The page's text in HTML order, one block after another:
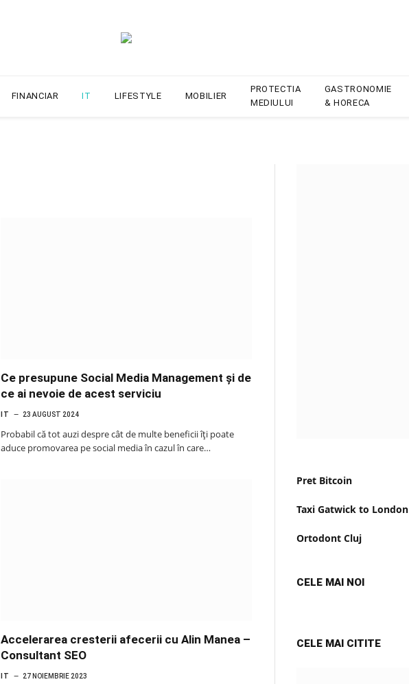
FINANCIAR IT LIFESTYLE MOBILIER
PROTECTIA
MEDIULUI
GASTRONOMIE
& HORECA
Ce presupune Social Media Management și de
ce ai nevoie de acest serviciu
IT 23 AUGUST 2024
Probabil că tot auzi despre cât de multe beneficii îți poate
aduce promovarea pe social media în cazul în care…
Accelerarea cresterii afecerii cu Alin Manea –
Consultant SEO
IT 27 NOIEMBRIE 2023
Pret Bitcoin
Taxi Gatwick to London
Ortodont Cluj
CELE MAI NOI
CELE MAI CITITE